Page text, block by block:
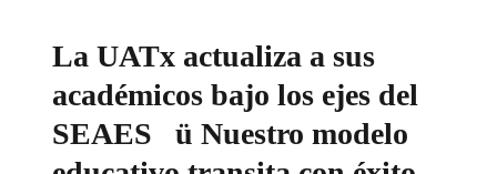
La UATx actualiza a sus
académicos bajo los ejes del
SEAES ü Nuestro modelo